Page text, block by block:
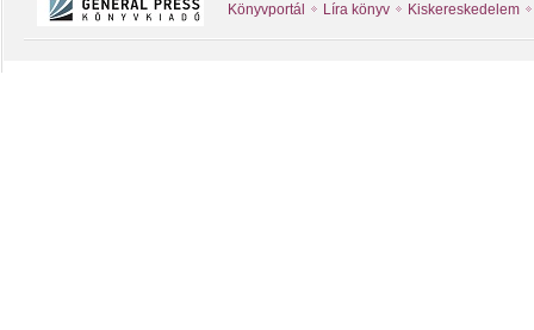
Könyvportál Líra könyv Kiskereskedelem